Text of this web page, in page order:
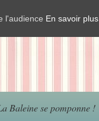
Baleine se pomponne !
l'audience En savoir plus